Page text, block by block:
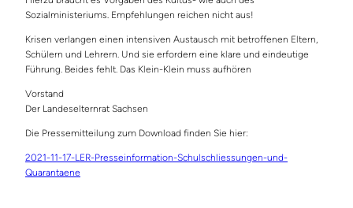
Sozialministeriums. Empfehlungen reichen nicht aus!
Krisen verlangen einen intensiven Austausch mit betroffenen Eltern,
Schülern und Lehrern. Und sie erfordern eine klare und eindeutige
Führung. Beides fehlt. Das Klein-Klein muss aufhören
Vorstand
Der Landeselternrat Sachsen
Die Pressemitteilung zum Download finden Sie hier:
2021-11-17-LER-Presseinformation-Schulschliessungen-und-
Quarantaene